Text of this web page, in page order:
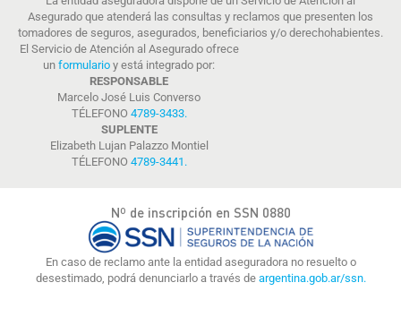
Asegurado que atenderá las consultas y reclamos que presenten los
tomadores de seguros, asegurados, beneficiarios y/o derechohabientes.
El Servicio de Atención al Asegurado ofrece
un formulario y está integrado por:
RESPONSABLE
Marcelo José Luis Converso
TÉLEFONO 4789-3433.
SUPLENTE
Elizabeth Lujan Palazzo Montiel
TÉLEFONO 4789-3441 .
Nº de inscripción en SSN 0880
En caso de reclamo ante la entidad aseguradora no resuelto o
desestimado, podrá denunciarlo a través de argentina.gob.ar/ssn.